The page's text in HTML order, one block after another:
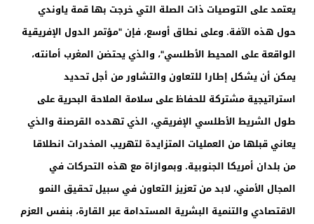
يعتمد على التوصيات ذات الصلة التي خرجت بها قمة ياوندي
حول هذه الآفة. وعلى نطاق أوسع، فإن "مؤتمر الدول الإفريقية
الواقعة على المحيط الأطلسي"، والذي يحتضن المغرب أمانته،
يمكن أن يشكل إطارا للتعاون والتشاور من أجل تحديد
استراتيجية مشتركة للحفاظ على سلامة الملاحة البحرية على
طول الشريط الأطلسي الإفريقي، الذي تهدده القرصنة والذي
يعاني قبلها من العمليات المتزايدة لتهريب المخدرات انطلاقا
من بلدان أمريكا الجنوبية. وبموازاة مع هذه التحركات في
المجال الأمني، لابد من تعزيز التعاون في سبيل تحقيق النمو
الاقتصادي والتنمية البشرية المستدامة عبر القارة، بنفس العزم